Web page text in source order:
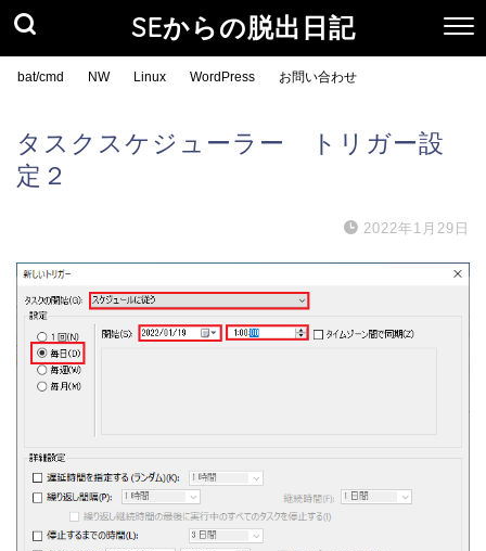
SEからの脱出日記
bat/cmd NW Linux WordPress お問い合わせ
タスクスケジューラー トリガー設
定２
2022年1月29日